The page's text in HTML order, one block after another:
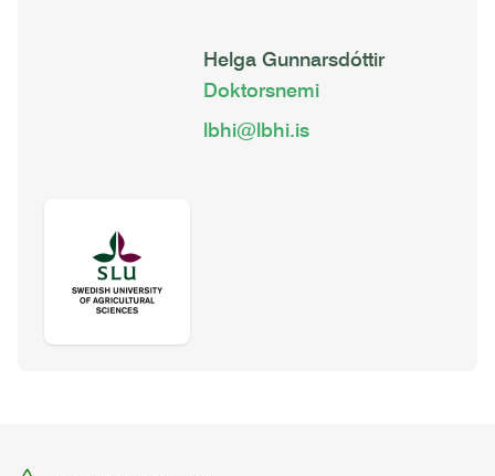
Helga Gunnarsdóttir
Doktorsnemi
lbhi@lbhi.is